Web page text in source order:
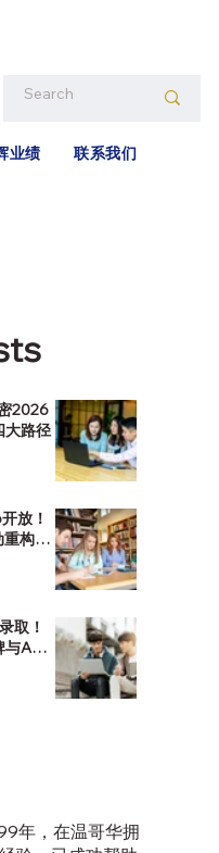
2026
大路径
放！
重构，
取！
与AP
年，在温哥华拥
业绩 联系我们